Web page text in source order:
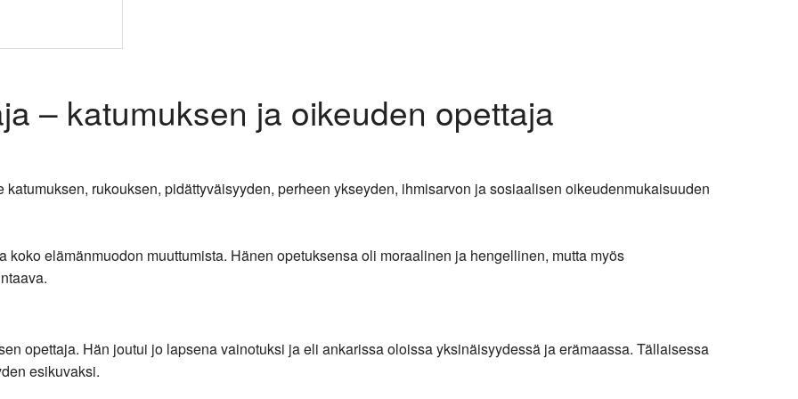
– katumuksen ja oikeuden opettaja
katumuksen, rukouksen, pidättyväisyyden, perheen ykseyden, ihmisarvon ja sosiaalisen oikeudenmukaisuuden
koko elämänmuodon muuttumista. Hänen opetuksensa oli moraalinen ja hengellinen, mutta myös
opettaja. Hän joutui jo lapsena vainotuksi ja eli ankarissa oloissa yksinäisyydessä ja erämaassa. Tällaisessa
esikuvaksi.